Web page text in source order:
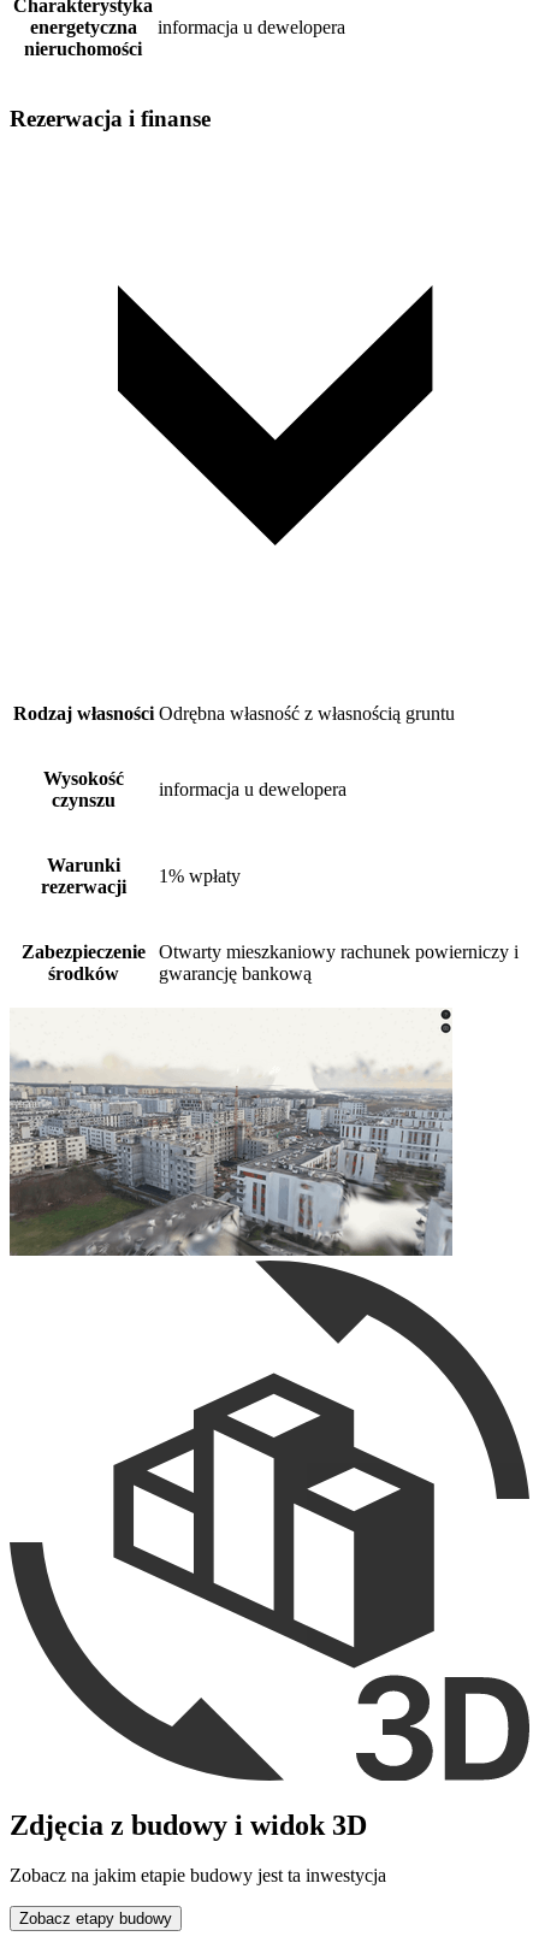
Charakterystyka
energetyczna
nieruchomości
informacja u dewelopera
Rezerwacja i finanse
Rodzaj własności Odrębna własność z własnością gruntu
Wysokość
czynszu
informacja u dewelopera
Warunki
rezerwacji
1% wpłaty
Zabezpieczenie
środków
Otwarty mieszkaniowy rachunek powierniczy i
gwarancję bankową
Zdjęcia z budowy i widok 3D
Zobacz na jakim etapie budowy jest ta inwestycja
Zobacz etapy budowy